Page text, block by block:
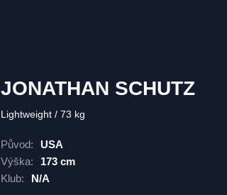
JONATHAN SCHUTZ
Lightweight 73 kg
Původ:
USA
Výška:
173 cm
Klub:
N/A